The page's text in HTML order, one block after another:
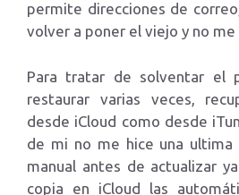
permite direcciones de
volver a poner el viejo y no me
Para tratar de solventar el
restaurar varias veces,
desde iCloud como desde
de mi no me hice una ultima
manual antes de actualizar
copia en iCloud las